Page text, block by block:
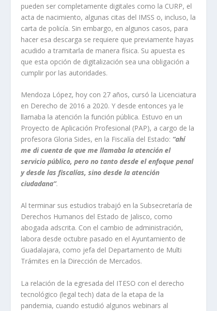
pueden ser completamente digitales como la CURP, el
acta de nacimiento, algunas citas del IMSS o, incluso, la
carta de policía. Sin embargo, en algunos casos, para
hacer esa descarga se requiere que previamente hayas
acudido a tramitarla de manera física. Su apuesta es
que esta opción de digitalización sea una obligación a
cumplir por las autoridades.
Mendoza López, hoy con 27 años, cursó la Licenciatura
en Derecho de 2016 a 2020. Y desde entonces ya le
llamaba la atención la función pública. Estuvo en un
Proyecto de Aplicación Profesional (PAP), a cargo de la
profesora Gloria Sides, en la Fiscalía del Estado: “ahí
me di cuenta de que me llamaba la atención el
servicio público, pero no tanto desde el enfoque penal
y desde las fiscalías, sino desde la atención
ciudadana”.
Al terminar sus estudios trabajó en la Subsecretaría de
Derechos Humanos del Estado de Jalisco, como
abogada adscrita. Con el cambio de administración,
labora desde octubre pasado en el Ayuntamiento de
Guadalajara, como jefa del Departamento de Multi
Trámites en la Dirección de Mercados.
La relación de la egresada del ITESO con el derecho
tecnológico (legal tech) data de la etapa de la
pandemia, cuando estudió algunos webinars al